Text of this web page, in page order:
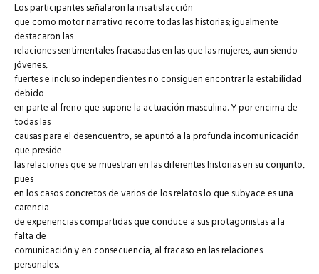
Los participantes señalaron la insatisfacción
que como motor narrativo recorre todas las historias; igualmente
destacaron las
relaciones sentimentales fracasadas en las que las mujeres, aun siendo
jóvenes,
fuertes e incluso independientes no consiguen encontrar la estabilidad
debido
en parte al freno que supone la actuación masculina. Y por encima de
todas las
causas para el desencuentro, se apuntó a la profunda incomunicación
que preside
las relaciones que se muestran en las diferentes historias en su conjunto,
pues
en los casos concretos de varios de los relatos lo que subyace es una
carencia
de experiencias compartidas que conduce a sus protagonistas a la
falta de
comunicación y en consecuencia, al fracaso en las relaciones
personales.